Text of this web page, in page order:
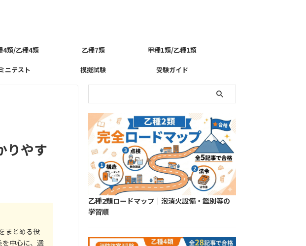
4類/乙種4類 乙種7類 甲種1類/乙種1類
ミニテスト 模擬試験 受験ガイド
りやす
まとめる役
中心に、選
乙種2類ロードマップ｜泡消火設備・鑑別等の
学習順